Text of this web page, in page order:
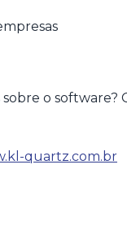
o software?
quartz.com.br